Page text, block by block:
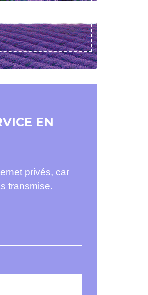
EN
privés, car
transmise.